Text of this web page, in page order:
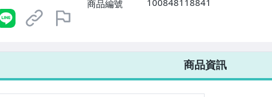
商品編號
100848118841
商品資訊